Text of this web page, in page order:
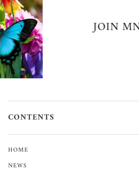
JOIN
CONTENTS
HOME
NEWS